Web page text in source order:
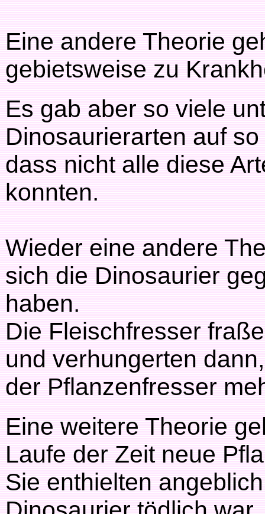
Eine andere Theorie
gebietsweise zu
Es gab aber so viele
Dinosaurierarten auf
dass nicht alle diese
konnten.
Wieder eine andere
sich die Dinosaurier
haben.
Die Fleischfresser
und verhungerten
der Pflanzenfresser
Eine weitere Theorie
Laufe der Zeit neue
Sie enthielten